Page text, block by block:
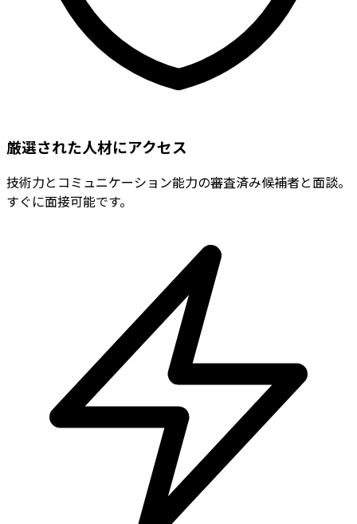
厳選された人材にアクセス
技術力とコミュニケーション能力の審査済み候補者と面談。
すぐに面接可能です。